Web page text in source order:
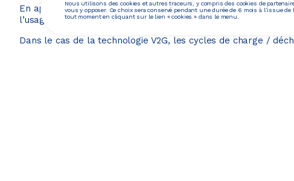
En appliquant des technologies de recharge intelligente V1G /
l’usage raisonné de vos véhicules électriques.
Dans le cas de la technologie V2G, les cycles de charge /
Nous utilisons des cookies et autres traceurs, y compris des cookies de
vous y opposer. Ce choix sera conservé pendant une durée de 6 mois à l’issue
tout moment en cliquant sur le lien « cookies » dans le menu.